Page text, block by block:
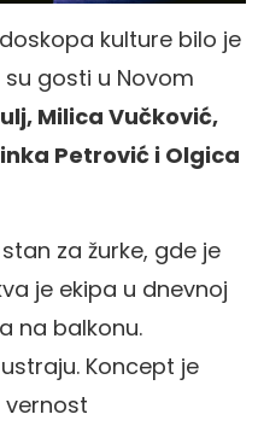
kulture bilo je
gosti u Novom
Milica Vučković,
Petrović i Olgica
za žurke, gde je
je ekipa u dnevnoj
na balkonu.
Koncept je
vernost